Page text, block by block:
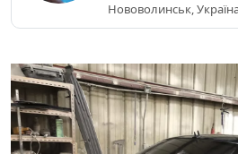
Нововолинськ,